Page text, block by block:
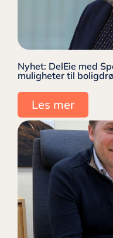
Nyhet: DelEie med
muligheter til
Les mer